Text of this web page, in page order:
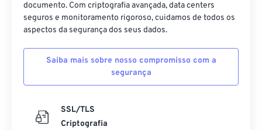
documento. Com criptografia avançada, data centers
seguros e monitoramento rigoroso, cuidamos de todos os
aspectos da segurança dos seus dados.
Saiba mais sobre nosso compromisso com a
segurança
SSL/TLS
Criptografia